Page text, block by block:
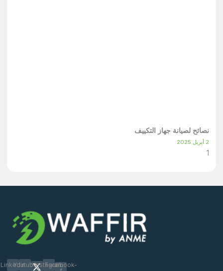
نصائح لصيانة جهاز التكييف
2 أبريل 2025
Facebook-
Instagram
Youtube
Linkedin